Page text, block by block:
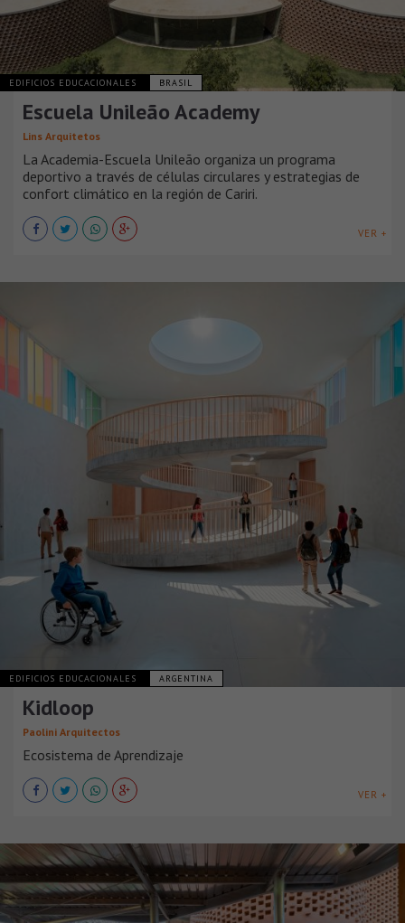
EDIFICIOS EDUCACIONALES BRASIL
Escuela Unileão Academy
Lins Arquitetos
La Academia-Escuela Unileão organiza un programa
deportivo a través de células circulares y estrategias de
confort climático en la región de Cariri.
VER +
EDIFICIOS EDUCACIONALES ARGENTINA
Kidloop
Paolini Arquitectos
Ecosistema de Aprendizaje
VER +